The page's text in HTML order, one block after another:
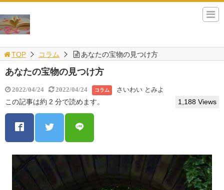
TOP コラム あなたの宝物の見つけ方
あなたの宝物の見つけ方
2022/04/24 2022/04/24 コラム さいわい とみよ
この記事は約 2 分で読めます。 1,188 Views